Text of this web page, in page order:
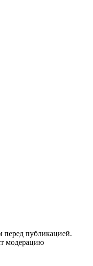
перед публикацией.
модерацию